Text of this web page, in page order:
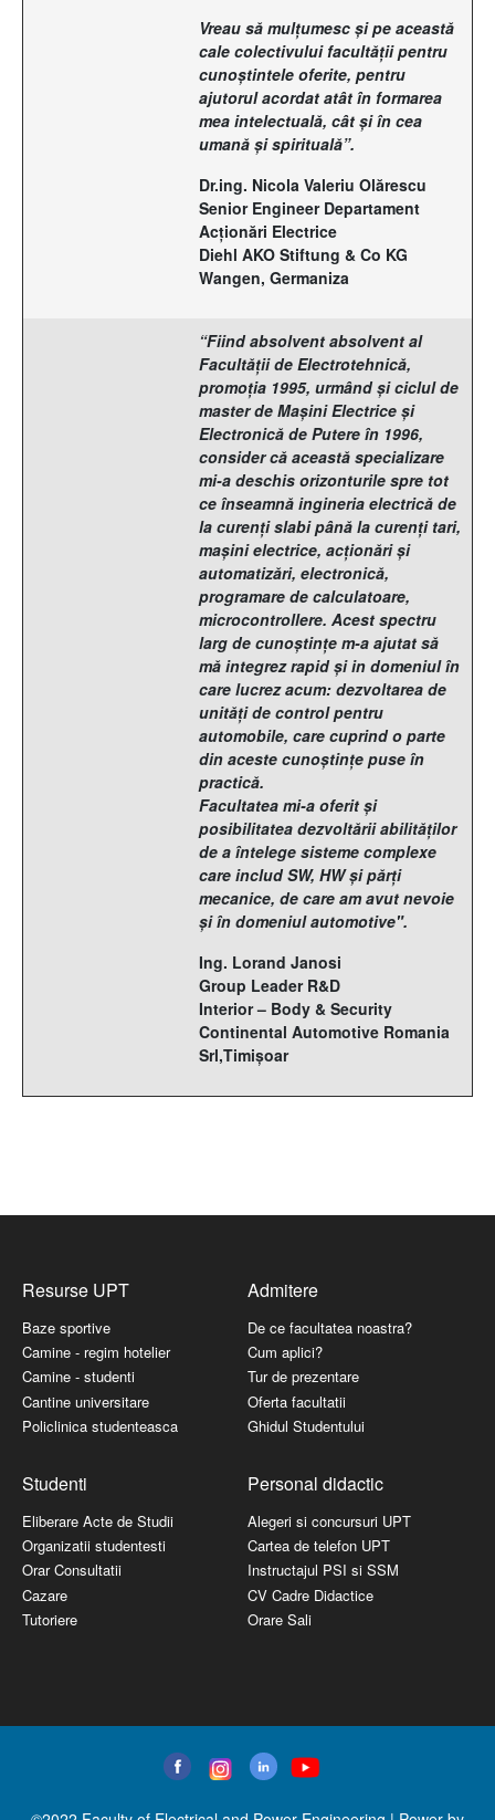
Vreau să mulţumesc şi pe această
cale colectivului facultăţii pentru
cunoştintele oferite, pentru
ajutorul acordat atât în formarea
mea intelectuală, cât şi în cea
umană şi spirituală”.
Dr.ing. Nicola Valeriu Olărescu
Senior Engineer Departament
Acţionări Electrice
Diehl AKO Stiftung & Co KG
Wangen, Germaniza
“Fiind absolvent absolvent al
Facultăţii de Electrotehnică,
promoţia 1995, urmând şi ciclul de
master de Maşini Electrice şi
Electronică de Putere în 1996,
consider că această specializare
mi-a deschis orizonturile spre tot
ce înseamnă ingineria electrică de
la curenţi slabi până la curenţi tari,
maşini electrice, acţionări şi
automatizări, electronică,
programare de calculatoare,
microcontrollere. Acest spectru
larg de cunoştinţe m-a ajutat să
mă integrez rapid şi in domeniul în
care lucrez acum: dezvoltarea de
unităţi de control pentru
automobile, care cuprind o parte
din aceste cunoştinţe puse în
practică.
Facultatea mi-a oferit şi
posibilitatea dezvoltării abilităţilor
de a întelege sisteme complexe
care includ SW, HW şi părţi
mecanice, de care am avut nevoie
şi în domeniul automotive".
Ing. Lorand Janosi
Group Leader R&D
Interior – Body & Security
Continental Automotive Romania
Srl,Timişoar
Resurse UPT
Baze sportive
Camine - regim hotelier
Camine - studenti
Cantine universitare
Policlinica studenteasca
Admitere
De ce facultatea noastra?
Cum aplici?
Tur de prezentare
Oferta facultatii
Ghidul Studentului
Studenti
Eliberare Acte de Studii
Organizatii studentesti
Orar Consultatii
Cazare
Tutoriere
Personal didactic
Alegeri si concursuri UPT
Cartea de telefon UPT
Instructajul PSI si SSM
CV Cadre Didactice
Orare Sali